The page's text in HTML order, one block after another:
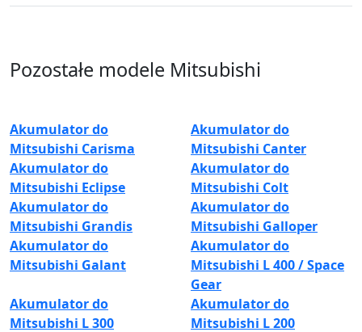
Pozostałe modele Mitsubishi
Akumulator do
Mitsubishi Carisma
Akumulator do
Mitsubishi Canter
Akumulator do
Mitsubishi Eclipse
Akumulator do
Mitsubishi Colt
Akumulator do
Mitsubishi Grandis
Akumulator do
Mitsubishi Galloper
Akumulator do
Mitsubishi Galant
Akumulator do
Mitsubishi L 400 / Space
Gear
Akumulator do
Mitsubishi L 300
Akumulator do
Mitsubishi L 200